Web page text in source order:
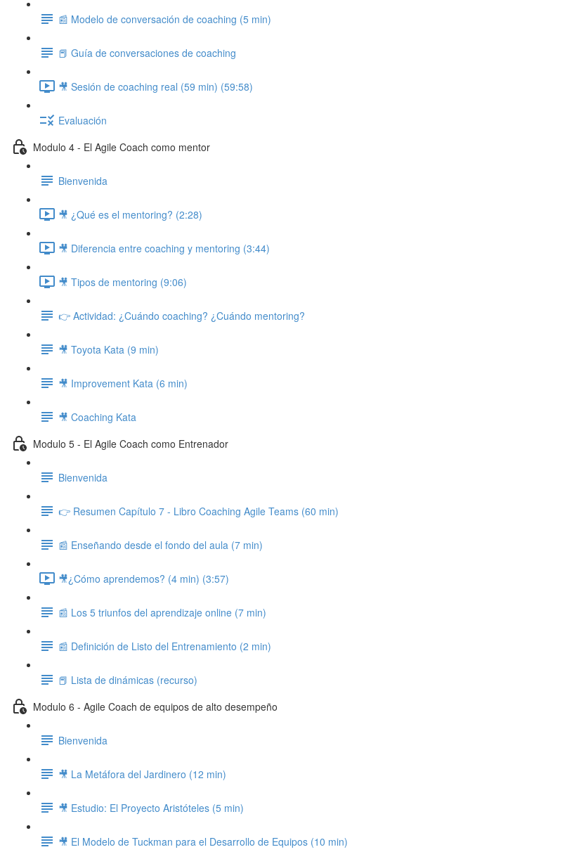
📰 Modelo de conversación de coaching (5 min)
📕 Guía de conversaciones de coaching
🎥 Sesión de coaching real (59 min) (59:58)
Evaluación
Modulo 4 - El Agile Coach como mentor
Bienvenida
🎥 ¿Qué es el mentoring? (2:28)
🎥 Diferencia entre coaching y mentoring (3:44)
🎥 Tipos de mentoring (9:06)
👉 Actividad: ¿Cuándo coaching? ¿Cuándo mentoring?
🎥 Toyota Kata (9 min)
🎥 Improvement Kata (6 min)
🎥 Coaching Kata
Modulo 5 - El Agile Coach como Entrenador
Bienvenida
👉 Resumen Capítulo 7 - Libro Coaching Agile Teams (60 min)
📰 Enseñando desde el fondo del aula (7 min)
🎥¿Cómo aprendemos? (4 min) (3:57)
📰 Los 5 triunfos del aprendizaje online (7 min)
📰 Definición de Listo del Entrenamiento (2 min)
📕 Lista de dinámicas (recurso)
Modulo 6 - Agile Coach de equipos de alto desempeño
Bienvenida
🎥 La Metáfora del Jardinero (12 min)
🎥 Estudio: El Proyecto Aristóteles (5 min)
🎥 El Modelo de Tuckman para el Desarrollo de Equipos (10 min)